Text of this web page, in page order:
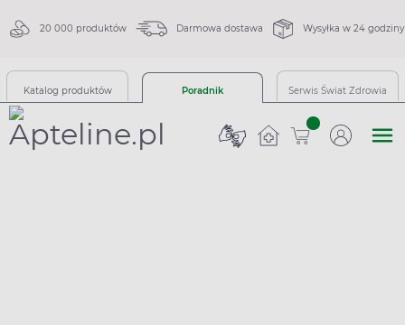
20 000 produktów Darmowa dostawa Wysyłka w 24 godziny
Katalog produktów Poradnik Serwis Świat Zdrowia
sztuk